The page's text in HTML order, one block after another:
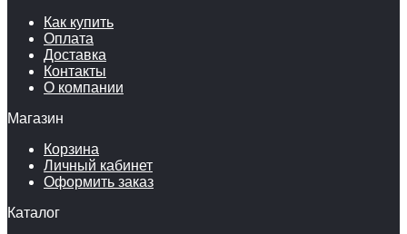
Как купить
Оплата
Доставка
Контакты
О компании
Магазин
Корзина
Личный кабинет
Оформить заказ
Каталог